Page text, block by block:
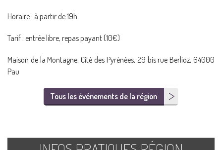
Horaire : à partir de 19h
Tarif : entrée libre, repas payant (10€)
Maison de la Montagne, Cité des Pyrénées, 29 bis rue Berlioz, 64000
Pau
Tous les événements de la région